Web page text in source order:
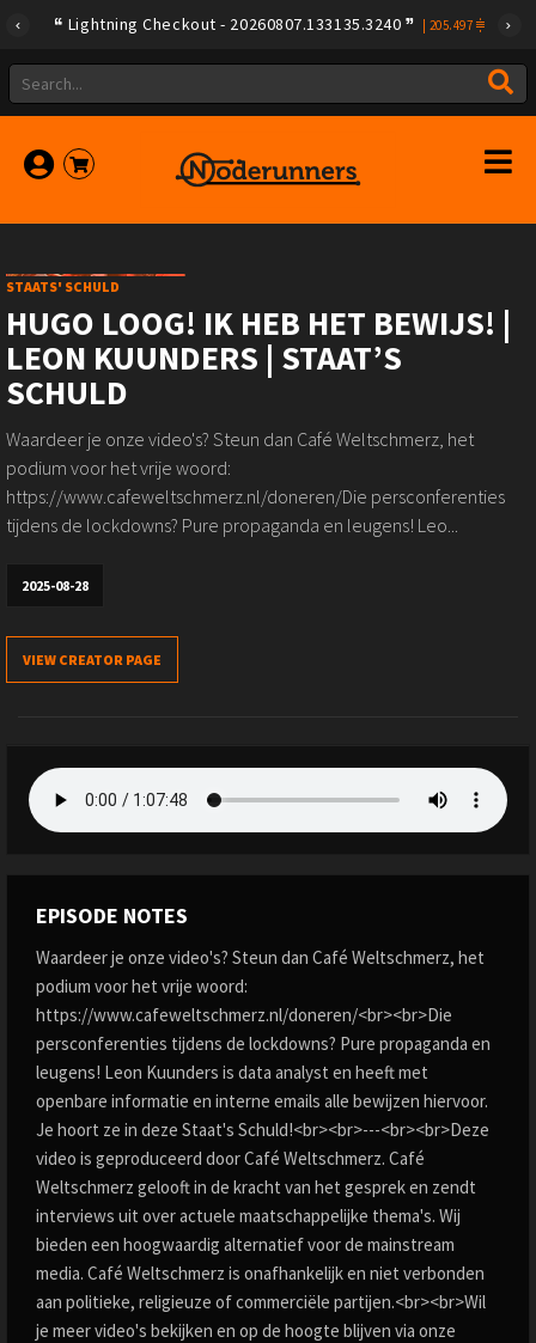
Lightning Checkout - 20260807.133135.3240 205.497
STAATS' SCHULD
HUGO LOOG! IK HEB HET BEWIJS! |
LEON KUUNDERS | STAAT’S
SCHULD
Waardeer je onze video's? Steun dan Café Weltschmerz, het
podium voor het vrije woord:
https://www.cafeweltschmerz.nl/doneren/Die persconferenties
tijdens de lockdowns? Pure propaganda en leugens! Leo...
2025-08-28
VIEW CREATOR PAGE
EPISODE NOTES
Waardeer je onze video's? Steun dan Café Weltschmerz, het
podium voor het vrije woord:
https://www.cafeweltschmerz.nl/doneren/<br><br>Die
persconferenties tijdens de lockdowns? Pure propaganda en
leugens! Leon Kuunders is data analyst en heeft met
openbare informatie en interne emails alle bewijzen hiervoor.
Je hoort ze in deze Staat's Schuld!<br><br>---<br><br>Deze
video is geproduceerd door Café Weltschmerz. Café
Weltschmerz gelooft in de kracht van het gesprek en zendt
interviews uit over actuele maatschappelijke thema's. Wij
bieden een hoogwaardig alternatief voor de mainstream
media. Café Weltschmerz is onafhankelijk en niet verbonden
aan politieke, religieuze of commerciële partijen.<br><br>Wil
je meer video's bekijken en op de hoogte blijven via onze